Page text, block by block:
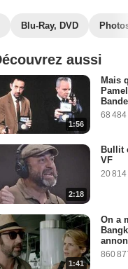
Blu-Ray, DVD
aussi
1:56
Mais
68
2:18
Bullit
VF
20
1:41
On a
860